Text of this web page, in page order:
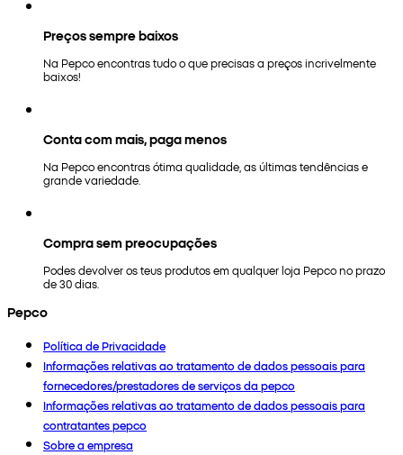
Preços sempre baixos
Na Pepco encontras tudo o que precisas a preços incrivelmente
baixos!
Conta com mais, paga menos
Na Pepco encontras ótima qualidade, as últimas tendências e
grande variedade.
Compra sem preocupações
Podes devolver os teus produtos em qualquer loja Pepco no prazo
de 30 dias.
Pepco
Política de Privacidade
Informações relativas ao tratamento de dados pessoais para
fornecedores/prestadores de serviços da pepco
Informações relativas ao tratamento de dados pessoais para
contratantes pepco
Sobre a empresa